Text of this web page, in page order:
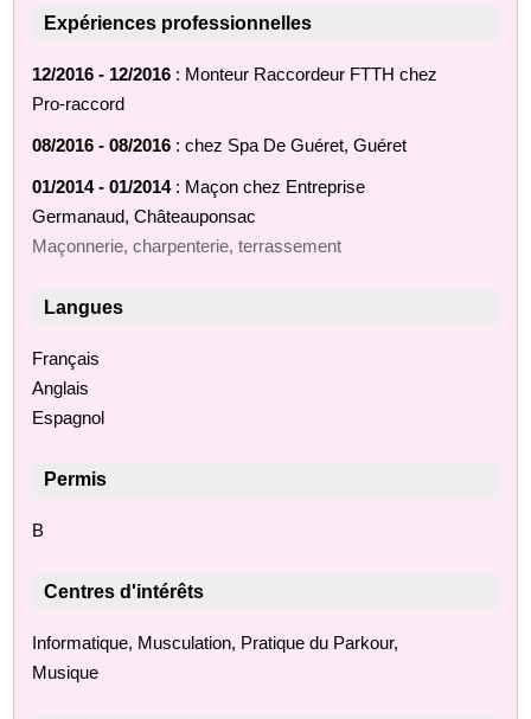
Expériences professionnelles
12/2016 - 12/2016 : Monteur Raccordeur FTTH chez
Pro-raccord
08/2016 - 08/2016 : chez Spa De Guéret, Guéret
01/2014 - 01/2014: Maçon chez Entreprise
Germanaud, Châteauponsac
Maçonnerie, charpenterie, terrassement
Langues
Français
Anglais
Espagnol
Permis
B
Centres d'intérêts
Informatique, Musculation, Pratique du Parkour,
Musique